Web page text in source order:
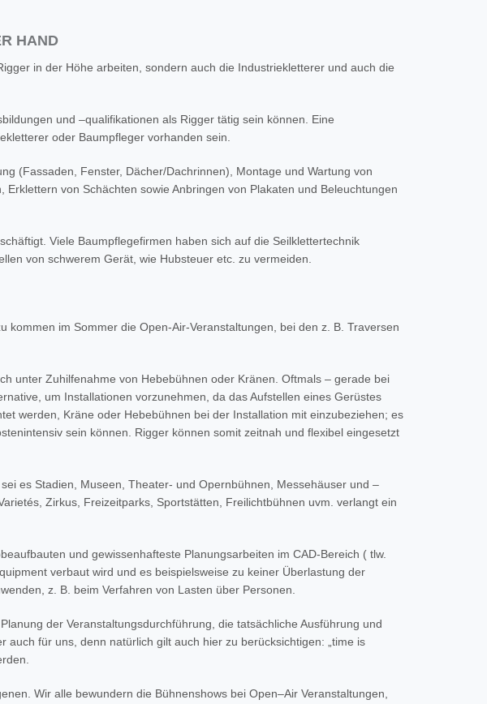
HAND
in der Höhe arbeiten, sondern auch die Industriekletterer und auch die
und –qualifikationen als Rigger tätig sein können. Eine
oder Baumpfleger vorhanden sein.
(Fassaden, Fenster, Dächer/Dachrinnen), Montage und Wartung von
von Schächten sowie Anbringen von Plakaten und Beleuchtungen
Viele Baumpflegefirmen haben sich auf die Seilklettertechnik
von schwerem Gerät, wie Hubsteuer etc. zu vermeiden.
kommen im Sommer die Open-Air-Veranstaltungen, bei den z. B. Traversen
unter Zuhilfenahme von Hebebühnen oder Kränen. Oftmals – gerade bei
um Installationen vorzunehmen, da das Aufstellen eines Gerüstes
werden, Kräne oder Hebebühnen bei der Installation mit einzubeziehen; es
sein können. Rigger können somit zeitnah und flexibel eingesetzt
es Stadien, Museen, Theater- und Opernbühnen, Messehäuser und –
Zirkus, Freizeitparks, Sportstätten, Freilichtbühnen uvm. verlangt ein
und gewissenhafteste Planungsarbeiten im CAD-Bereich ( tlw.
verbaut wird und es beispielsweise zu keiner Überlastung der
z. B. beim Verfahren von Lasten über Personen.
der Veranstaltungsdurchführung, die tatsächliche Ausführung und
für uns, denn natürlich gilt auch hier zu berücksichtigen: „time is
Wir alle bewundern die Bühnenshows bei Open–Air Veranstaltungen,